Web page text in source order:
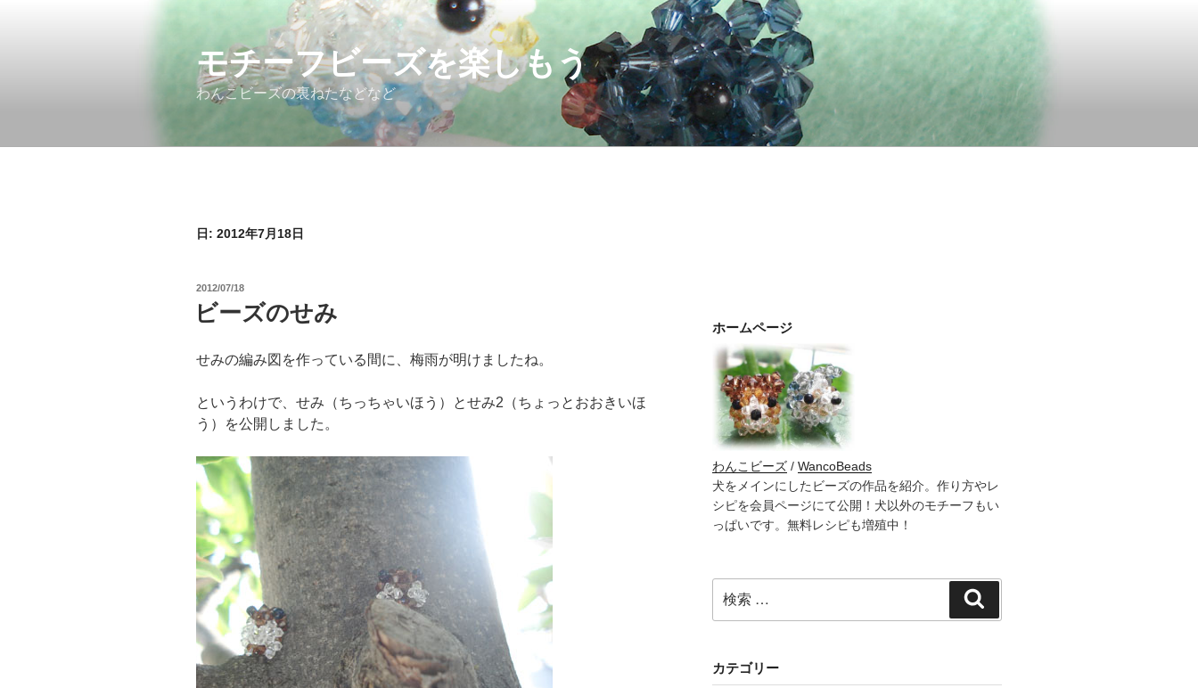
モチーフビーズを楽しもう
わんこビーズの裏ねたなどなど
日: 2012年7月18日
投
稿
日:
2012/07/18
ビーズのせみ
せみの編み図を作っている間に、梅雨が明けましたね。
というわけで、せみ（ちっちゃいほう）とせみ2（ちょっとおおきいほ
う）を公開しました。
ホームページ
わんこビーズ/ WancoBeads
犬をメインにしたビーズの作品を紹介。作り方やレ
シピを会員ページにて公開！犬以外のモチーフもい
っぱいです。無料レシピも増殖中！
索:
索
カテゴリー